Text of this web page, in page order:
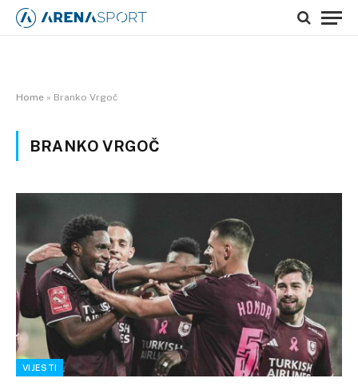
Home » Branko Vrgoč
BRANKO VRGOČ
VIJESTI